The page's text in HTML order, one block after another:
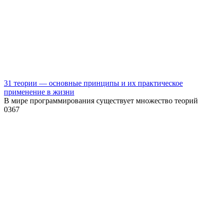
31 теории — основные принципы и их практическое
применение в жизни
В мире программирования существует множество теорий
0367